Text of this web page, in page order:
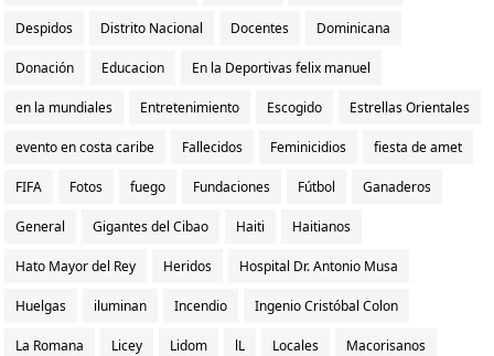
Despidos Distrito Nacional Docentes Dominicana
Donación Educacion En la Deportivas felix manuel
en la mundiales Entretenimiento Escogido Estrellas Orientales
evento en costa caribe Fallecidos Feminicidios fiesta de amet
FIFA Fotos fuego Fundaciones Fútbol Ganaderos
General Gigantes del Cibao Haiti Haitianos
Hato Mayor del Rey Heridos Hospital Dr. Antonio Musa
Huelgas iluminan Incendio Ingenio Cristóbal Colon
La Romana Licey Lidom lL Locales Macorisanos